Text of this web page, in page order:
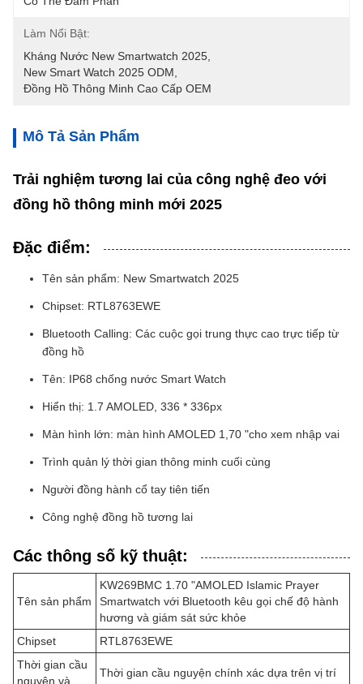
Làm Nổi Bật:
Kháng Nước New Smartwatch 2025
New Smart Watch 2025 ODM
Đồng Hồ Thông Minh Cao Cấp OEM
Mô Tả Sản Phẩm
Trải nghiệm tương lai của công nghệ đeo với
đồng hồ thông minh mới 2025
Đặc điểm:
Tên sản phẩm: New Smartwatch 2025
Chipset: RTL8763EWE
Bluetooth Calling: Các cuộc gọi trung thực cao trực tiếp từ
đồng hồ
Tên: IP68 chống nước Smart Watch
Hiển thị: 1.7 AMOLED, 336 * 336px
Màn hình lớn: màn hình AMOLED 1,70 "cho xem nhập vai
Trình quản lý thời gian thông minh cuối cùng
Người đồng hành cổ tay tiên tiến
Công nghệ đồng hồ tương lai
Các thông số kỹ thuật:
Tên sản phẩm
KW269BMC 1.70 "AMOLED Islamic Prayer
Smartwatch với Bluetooth kêu gọi chế độ hành
hương và giám sát sức khỏe
Chipset
RTL8763EWE
Thời gian cầu
nguyện và
Thời gian cầu nguyện chính xác dựa trên vị trí